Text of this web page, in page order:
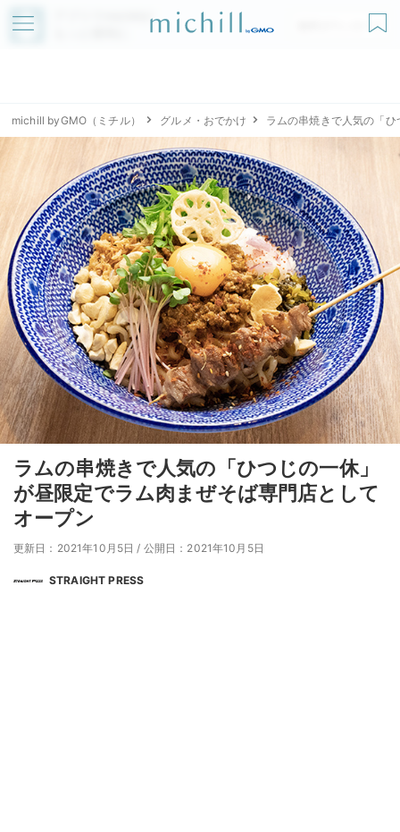
アプリでmichillが
無料ダウンロード
michill byGMO（ミチル） グルメ・おでかけ ラムの串焼きで人気の「
ラムの串焼きで人気の「ひつじの一休」
が昼限定でラム肉まぜそば専門店として
オープン
更新日：2021年10月5日 / 公開日：2021年10月5日
STRAIGHT PRESS